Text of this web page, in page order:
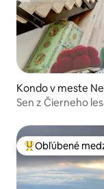
Kondo v meste
Sen z Čierneho
Najobľúbenejšie
Obľúbené